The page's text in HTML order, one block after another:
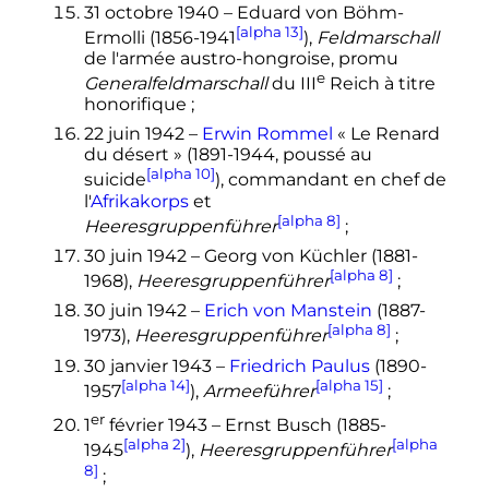
31 octobre 1940 – Eduard von Böhm-
Ermolli (1856-1941[alpha 13]), Feldmarschall
de l'armée austro-hongroise, promu
Generalfeldmarschalldu IIIe Reich à titre
honorifique ;
22 juin 1942– Erwin Rommel « Le Renard
du désert » (1891-1944, poussé au
suicide[alpha 10]), commandant en chef de
l'Afrikakorpset
Heeresgruppenführer[alpha 8] ;
30 juin 1942– Georg von Küchler (1881-
1968), Heeresgruppenführer[alpha 8] ;
30 juin 1942– Erich von Manstein (1887-
1973), Heeresgruppenführer[alpha 8] ;
30 janvier 1943– Friedrich Paulus(1890-
1957[alpha 14]), Armeeführer[alpha 15] ;
1er février 1943– Ernst Busch (1885-
1945[alpha 2]), Heeresgruppenführer[alpha
8] ;